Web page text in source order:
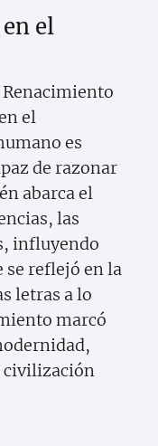
el
Renacimiento
el
es
de razonar
abarca el
las
influyendo
se reflejó en la
letras a lo
marcó
civilización